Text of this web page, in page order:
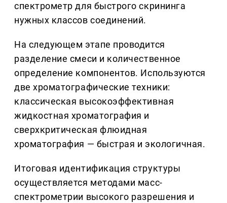
спектрометр для быстрого скрининга
нужных классов соединений.
На следующем этапе проводится
разделение смеси и количественное
определение компонентов. Используются
две хроматографические техники:
классическая высокоэффективная
жидкостная хроматография и
сверхкритическая флюидная
хроматография — быстрая и экологичная.
Итоговая идентификация структуры
осуществляется методами масс-
спектрометрии высокого разрешения и